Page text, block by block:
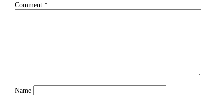
Comment *
Name